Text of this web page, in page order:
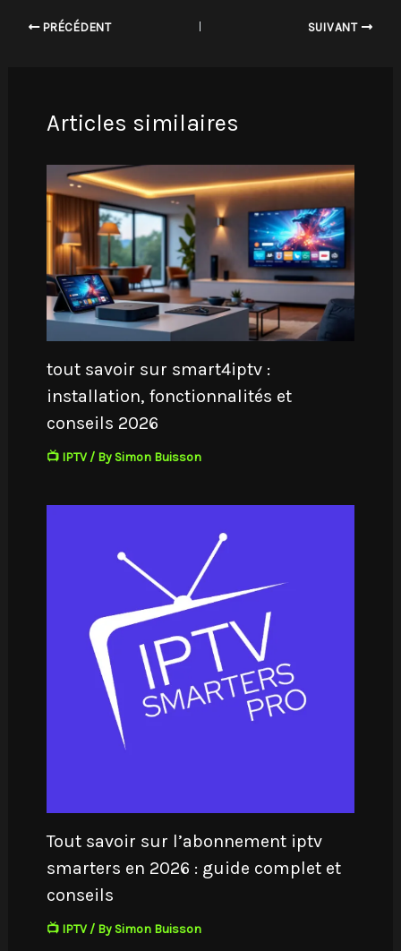
PRÉCÉDENT SUIVANT
Articles similaires
tout savoir sur smart4iptv :
installation, fonctionnalités et
conseils 2026
📺 IPTV/ By Simon Buisson
Tout savoir sur l’abonnement iptv
smarters en 2026 : guide complet et
conseils
📺 IPTV/ By Simon Buisson